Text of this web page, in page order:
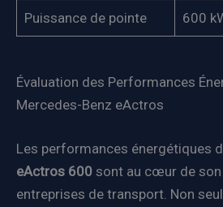
Puissance de pointe 600
Évaluation des Performances
Mercedes-Benz eActros
Les performances énergétiques
eActros 600 sont au cœur de
entreprises de transport. Non